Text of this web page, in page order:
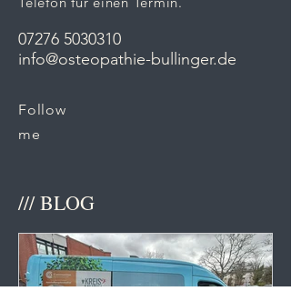
07276 5030310
info@osteopathie-bullinger.de
Follow
me
/// BLOG